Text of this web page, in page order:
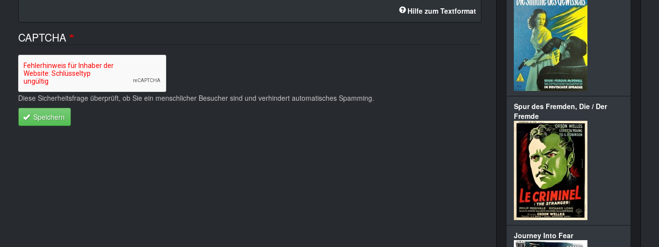
Hilfe zum Textformat
CAPTCHA
Diese Sicherheitsfrage überprüft, ob Sie ein menschlicher Besucher sind und verhindert automatisches Spamming.
Speichern
Spur des Fremden, Die / Der
Fremde
Journey Into Fear